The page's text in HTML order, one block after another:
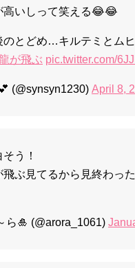
高いしって笑える😂😂
のとどめ…キルテミとム
が飛ぶ pic.twitter.com/
(@synsyn1230) April 8,
う！
飛ぶ見てるから見終わっ
🎍 (@arora_1061)